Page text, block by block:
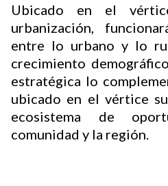
Ubicado en el
urbanización,
entre lo urbano y lo
crecimiento
estratégica lo
ubicado en el vértice
ecosistema de
comunidad y la región.